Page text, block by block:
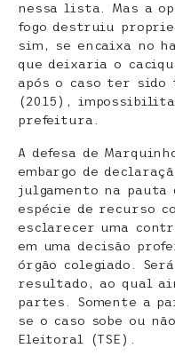
nessa lista. Mas a
fogo destruiu
sim, se encaixa no
que deixaria o
após o caso ter sido
(2015),
prefeitura.
A defesa de
embargo de
julgamento na pauta
espécie de recurso
esclarecer uma
em uma decisão
órgão colegiado.
resultado, ao qual
partes. Somente a
se o caso sobe ou
Eleitoral (TSE).